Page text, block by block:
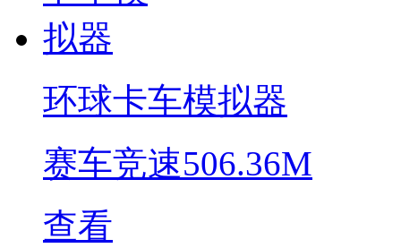
环球卡车模拟器
赛车竞速506.36M
查看